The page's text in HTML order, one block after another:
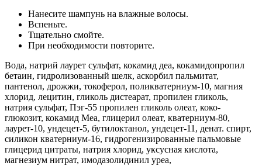
Нанесите шампунь на влажные волосы.
Вспеньте.
Тщательно смойте.
При необходимости повторите.
Вода, натрий лаурет сульфат, кокамид деа, кокамидопропил
бетаин, гидролизованный шелк, аскорбил пальмитат,
пантенол, дрожжи, токоферол, поликватерниум-10, магния
хлорид, лецитин, гликоль дистеарат, пропилен гликоль,
натрия сульфат, Пэг-55 пропилен гликоль олеат, коко-
глюкозит, кокамид Меа, глицерил олеат, кватерниум-80,
лаурет-10, ундецет-5, бутилоктанол, ундецет-11, денат. спирт,
силикон кватерниум-16, гидрогенизированные пальмовые
глицерид цитраты, натрия хлорид, уксусная кислота,
магнезиум нитрат, имодазолидинил уреа,